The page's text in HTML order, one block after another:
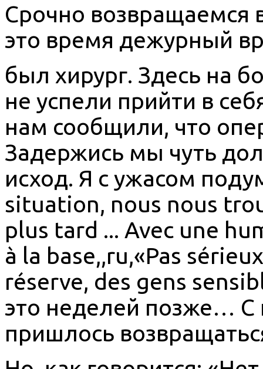
Срочно возвращаемся
это время дежурный
был хирург. Здесь на
не успели прийти в
нам сообщили, что
Задержись мы чуть
исход. Я с ужасом
situation, nous nous
plus tard ... Avec une
à la base,,ru,«Pas
réserve, des gens
это неделей позже…
пришлось